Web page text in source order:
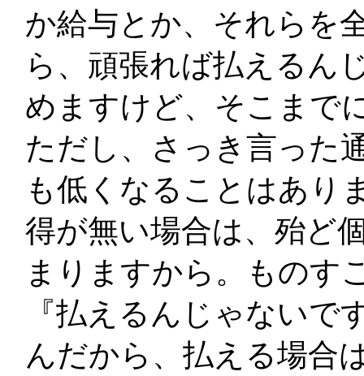
か給与とか、それらを
ら、頑張れば払えるん
めますけど、そこまで
ただし、さっき言った
も低くなることはあり
得が無い場合は、殆ど
まりますから。ものす
『払えるんじゃないで
んだから、払える場合